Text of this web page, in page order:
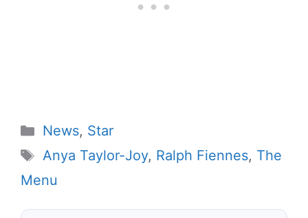
Categorias
News, Star
Tags
Anya Taylor-Joy, Ralph Fiennes, The
Menu